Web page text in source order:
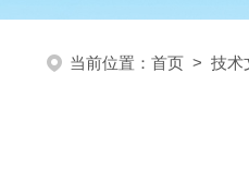
当前位置： 首页 > 技术